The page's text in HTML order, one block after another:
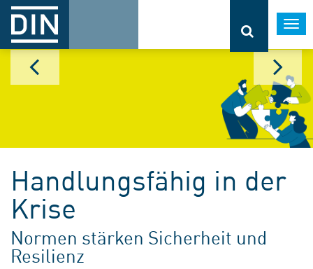
Handlungsfähig in der
Krise
Normen stärken Sicherheit und
Resilienz